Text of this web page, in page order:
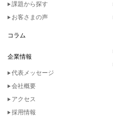
課題から探す
お客さまの声
コラム
企業情報
代表メッセージ
会社概要
アクセス
採用情報